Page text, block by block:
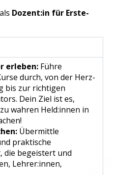
Dozent:in für Erste-
erleben: Führe
durch, von der Herz-
bis zur richtigen
Dein Ziel ist es,
wahren Held:innen in
Übermittle
praktische
die begeistert und
Lehrer:innen,